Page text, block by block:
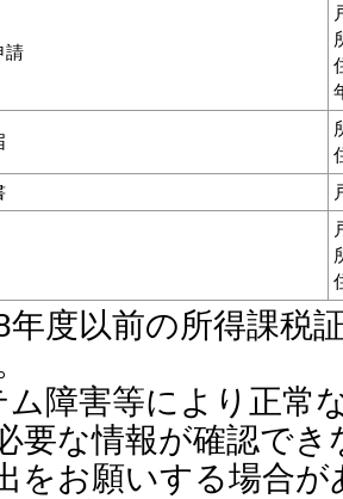
請
年度以前の所得課税
障害等により正常
要な情報が確認で
をお願いする場合が